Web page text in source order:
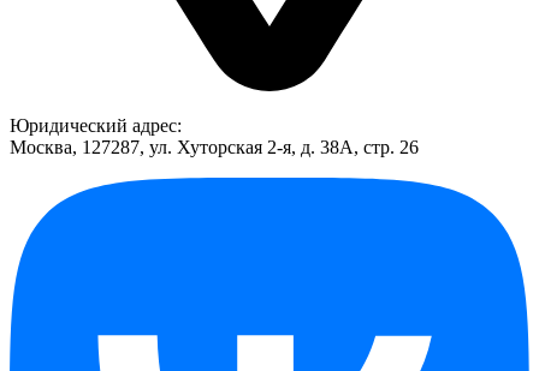
Юридический адрес:
Москва, 127287, ул. Хуторская 2-я, д. 38А, стр. 26